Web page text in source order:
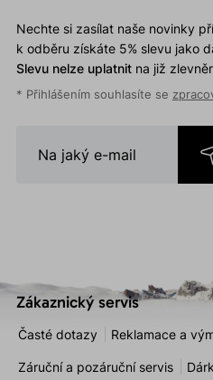
Nechte si zasílat naše novinky
k odběru získáte 5% slevu jako
Slevu nelze uplatnitna již
* Přihlášením souhlasíte se
Zákaznický servis
Časté dotazy Reklamace a
Záruční a pozáruční servis